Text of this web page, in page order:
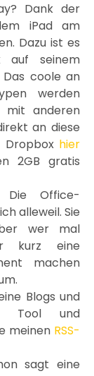
Dank der
iPad am
Dazu ist es
auf seinem
Das coole an
werden
mit anderen
an diese
Dropbox hier
2GB gratis
Die Office-
alleweil. Sie
wer mal
kurz eine
machen
Blogs und
Tool und
meinen RSS-
sagt eine